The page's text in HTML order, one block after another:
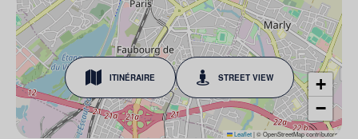
ITINÉRAIRE STREET VIEW
+
−
Leaflet|© OpenStreetMap contributors